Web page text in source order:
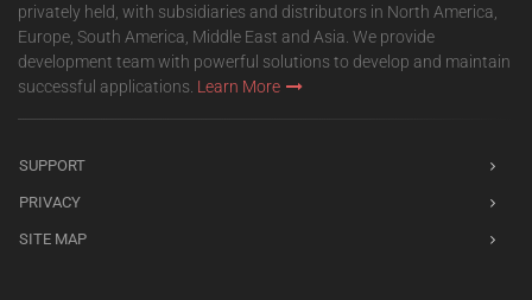
privately held, with subsidiaries and distributors in North America,
Europe, South America, Middle East and Asia. We provide
development team with powerful solutions to develop and maintain
successful applications. Learn More
SUPPORT
PRIVACY
SITE MAP